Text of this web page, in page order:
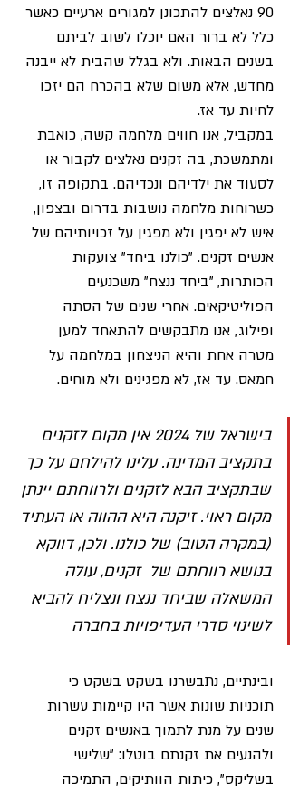
90 נאלצים להתכונן למגורים ארעיים כאשר
כלל לא ברור האם יוכלו לשוב לביתם
בשנים הבאות. ולא בגלל שהבית לא ייבנה
מחדש, אלא משום שלא בהכרח הם יזכו
לחיות עד אז.
במקביל, אנו חווים מלחמה קשה, כואבת
ומתמשכת, בה זקנים נאלצים לקבור או
לסעוד את ילדיהם ונכדיהם. בתקופה זו,
כשרוחות מלחמה נושבות בדרום ובצפון,
איש לא יפגין ולא מפגין על זכויותיהם של
אנשים זקנים. "כולנו ביחד" צועקות
הכותרות, "ביחד ננצח" משכנעים
הפוליטיקאים. אחרי שנים של הסתה
ופילוג, אנו מתבקשים להתאחד למען
מטרה אחת והיא הניצחון במלחמה על
חמאס. עד אז, לא מפגינים ולא מוחים.
בישראל של 2024 אין מקום לזקנים
בתקציב המדינה. עלינו להילחם על כך
שבתקציב הבא לזקנים ולרווחתם יינתן
מקום ראוי. זיקנה היא ההווה או העתיד
(במקרה הטוב) של כולנו. ולכן, דווקא
בנושא רווחתם של  זקנים, עולה
המשאלה שביחד ננצח ונצליח להביא
לשינוי סדרי העדיפויות בחברה
ובינתיים, נתבשרנו בשקט בשקט כי
תוכניות שונות אשר היו קיימות עשרות
שנים על מנת לתמוך באנשים זקנים
ולהנעים את זקנתם בוטלו: "שלישי
בשליקס", כיתות הוותיקים, התמיכה